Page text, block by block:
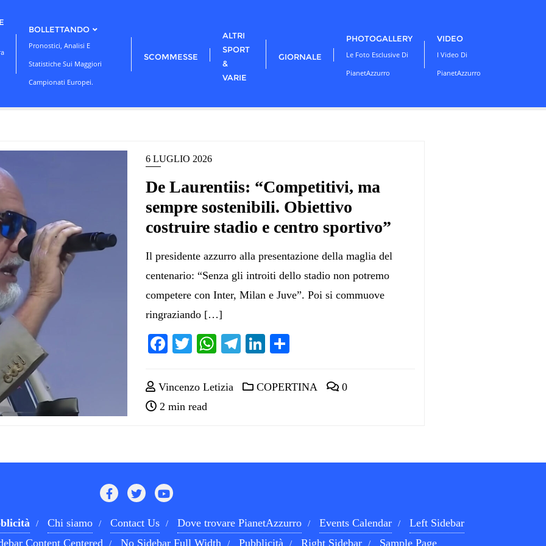
BOLLETTANDO
Pronostici, Analisi E
Statistiche Sui Maggiori
Campionati Europei.
SCOMMESSE
ALTRI
SPORT
&
VARIE
GIORNALE
PHOTOGALLERY
Le Foto Esclusive Di
PianetAzzurro
VIDEO
I Video Di
PianetAzzurro
6 LUGLIO 2026
De Laurentiis: “Competitivi, ma
sempre sostenibili. Obiettivo
costruire stadio e centro sportivo”
Il presidente azzurro alla presentazione della maglia del
centenario: “Senza gli introiti dello stadio non potremo
competere con Inter, Milan e Juve”. Poi si commuove
ringraziando […]
Facebook
TwitterWhatsApp
Telegram
LinkedIn
Vincenzo Letizia COPERTINA
0
2 min read
Chi siamo Contact Us Dove trovare PianetAzzurro Events Calendar
Left Sidebar
Content Centered No Sidebar Full Width Pubblicità Right Sidebar Sample Page